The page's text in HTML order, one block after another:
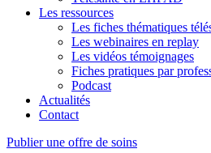
Les ressources
Les fiches thématiques
Les webinaires en replay
Les vidéos témoignages
Fiches pratiques par
Podcast
Actualités
Contact
Publier une offre de soins